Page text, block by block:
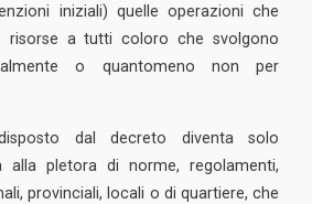
iniziali) quelle operazioni che
risorse a tutti coloro che svolgono
o quantomeno non per
dal decreto diventa solo
alla pletora di norme, regolamenti,
provinciali, locali o di quartiere, che